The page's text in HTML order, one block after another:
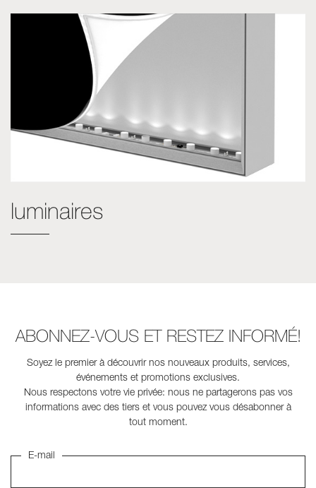
luminaires
ABONNEZ-VOUS ET RESTEZ INFORMÉ!
Soyez le premier à découvrir nos nouveaux produits, services,
événements et promotions exclusives.
Nous respectons votre vie privée: nous ne partagerons pas vos
informations avec des tiers et vous pouvez vous désabonner à
tout moment.
E-mail